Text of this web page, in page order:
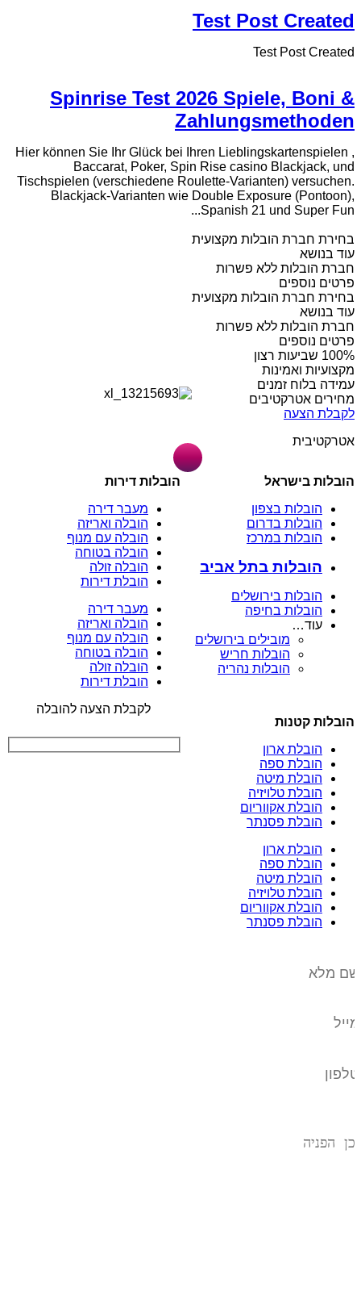
Test Post Created
Test Post Created
Spinrise Test 2026 Spiele, Boni &
Zahlungsmethoden
Hier können Sie Ihr Glück bei Ihren Lieblingskartenspielen ,
Baccarat, Poker, Spin Rise casino Blackjack, und
Tischspielen (verschiedene Roulette-Varianten) versuchen.
Blackjack-Varianten wie Double Exposure (Pontoon),
Spanish 21 und Super Fun...
בחירת חברת הובלות מקצועית
עוד בנושא
חברת הובלות ללא פשרות
פרטים נוספים
בחירת חברת הובלות מקצועית
עוד בנושא
חברת הובלות ללא פשרות
פרטים נוספים
מקצועיות ואמינות
עמידה בלוח זמנים
מחירים אטרקטיבים
לקבלת הצעה
אטרקטיבית
הובלות בישראל
הובלות בצפון
הובלות בדרום
הובלות במרכז
הובלות בתל אביב
הובלות בירושלים
הובלות בחיפה
עוד…
מובילים בירושלים
הובלות חריש
הובלות נהריה
הובלות דירות
מעבר דירה
הובלה ואריזה
הובלה עם מנוף
הובלה בטוחה
הובלה זולה
הובלת דירות
מעבר דירה
הובלה ואריזה
הובלה עם מנוף
הובלה בטוחה
הובלה זולה
הובלת דירות
הובלות קטנות
הובלת ארון
הובלת ספה
הובלת מיטה
הובלת טלויזיה
הובלת אקווריום
הובלת פסנתר
הובלת ארון
הובלת ספה
הובלת מיטה
הובלת טלויזיה
הובלת אקווריום
הובלת פסנתר
לקבלת הצעה להובלה